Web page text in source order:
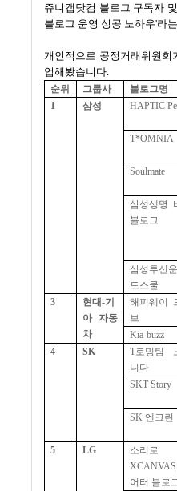
쥬니캡닷컴 블로그 구독자
블로그 운영 성공 노하우'라
개인적으로 공정거래위원회
업해봤습니다.
순위 그룹사 블로그명
1
삼성 HAPTIC
T*OMNIA
Soulmate
삼성생명
블로그
삼성투신
드스쿨
3 현대-기
아 자동
차
해피웨이
브
Kia-buzz
4
SK T로밍팀
니다
SKT Story
SK엔크린
5 LG 소리로
XCANVAS
어터 블로